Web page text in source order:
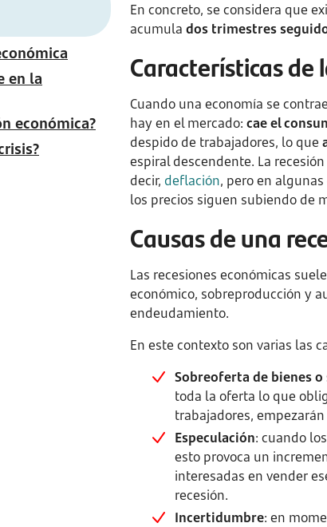
en la
económica?
En concreto, se considera que
acumula dos trimestres
Características de
Cuando una economía se
hay en el mercado: cae el
despido de trabajadores, lo que
espiral descendente. La
decir, deflación, pero en
los precios siguen subiendo de
Causas de una
Las recesiones económicas
económico, sobreproducción y
endeudamiento.
En este contexto son varias las
Sobreoferta de bienes
toda la oferta lo que
trabajadores,
Especulación: cuando
esto provoca un
interesadas en vender
recesión.
Incertidumbre: en